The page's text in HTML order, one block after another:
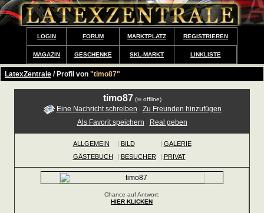
LOGIN FORUM MARKTPLATZ REGISTRIEREN
MAGAZIN GESCHENKE SKL-MARKT LINKLISTE
LatexZentrale / Profil von "timo87"
timo87 ( offline)
Eine Nachricht schreiben
Zu Freunden hinzufügen
Als Favorit speichern
Real geben
ALLGEMEIN | BILD | GALERIE
GÄSTEBUCH
| BESUCHER | PRIVAT
Chance auf Antwort:
HIER KLICKEN